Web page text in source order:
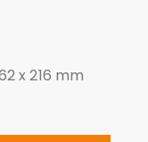
x 216 mm